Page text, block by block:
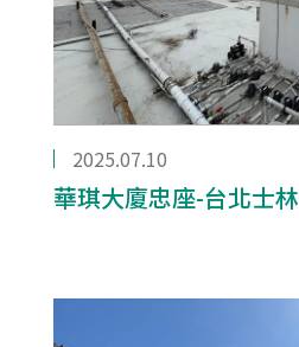
2025.07.10
華琪大廈忠座-台北士林